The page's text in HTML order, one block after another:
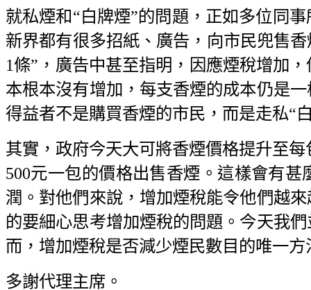
就私煙和“白牌煙”的問題，正如多位同
新界都有很多招紙、廣告，向市民兜售
1條”，廣告中甚至指明，因應煙稅增加
本根本沒有增加，每支香煙的成本仍是
得益者不是購買香煙的市民，而是走私“
其實，政府今天大可將香煙價格提升至
500元一包的價格出售香煙。這樣會有
潤。對他們來說，增加煙稅能令他們越
的要細心思考增加煙稅的問題。今天我
而，增加煙稅是否減少煙民數目的唯一方
多謝代理主席。